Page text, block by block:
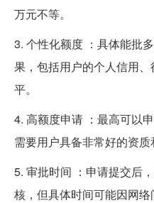
万元不等。
3. 个性化额度 ：具体能批
果，包括用户的个人信用
平。
4. 高额度申请 ：最高可以
需要用户具备非常好的资质
5. 审批时间 ：申请提交后
核，但具体时间可能因网络